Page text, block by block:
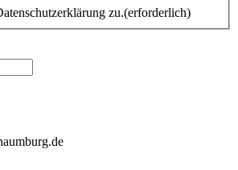
zu.(erforderlich)